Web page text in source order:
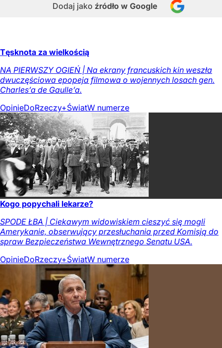
Dodaj jako źródło w Google
Tęsknota za wielkością
NA PIERWSZY OGIEŃ | Na ekrany francuskich kin weszła
dwuczęściowa epopeja filmowa o wojennych losach gen.
Charles’a de Gaulle’a.
OpinieDoRzeczy+ŚwiatW numerze
Kogo popychali lekarze?
SPODE ŁBA | Ciekawym widowiskiem cieszyć się mogli
Amerykanie, obserwujący przesłuchania przed Komisją do
spraw Bezpieczeństwa Wewnętrznego Senatu USA.
OpinieDoRzeczy+ŚwiatW numerze